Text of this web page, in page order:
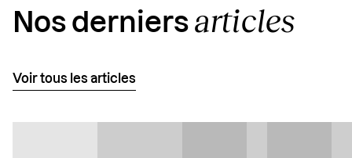
Nos derniers articles
Voir tous les articles